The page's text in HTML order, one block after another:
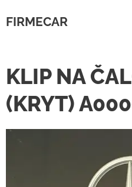
FIRMECAR
KLIP NA
(KRYT)